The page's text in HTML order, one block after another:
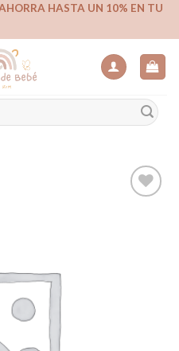
HASTA UN 10% EN TU